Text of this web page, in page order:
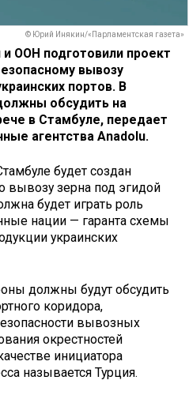
© Юрий Инякин/«Парламентская газета»
и ООН подготовили проект
вывозу
портов. В
обсудить на
в Стамбуле, передает
агентства Anadolu.
будет создан
зерна под эгидой
будет играть роль
нации — гаранта схемы
украинских
должны будут обсудить
коридора,
вывозных
окрестностей
инициатора
называется Турция.